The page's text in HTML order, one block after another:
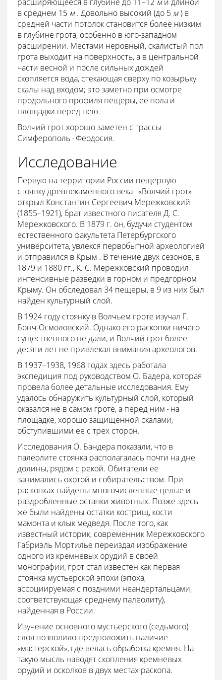
в среднем 15 м. Довольно высокий (до 5 м) в
средней части потолок становится более низким
в глубине грота, особенно в юго-западном
расширении. Местами неровный, скалистый пол
грота выходит на поверхность, а в центральной
части весной и после сильных дождей
скопляется вода, стекающая сверху по козырьку
скалы над входом; это заметно при осмотре
продольного профиля пещеры, ее пола и
площадки перед нею.
Волчий грот хорошо заметен с трассы
Симферополь - Феодосия.
Исследование
Первую на территории России пещерную
стоянку древнекаменного века - «Волчий грот» -
открыл Константин Сергеевич Мережковский
(1855–1921), брат известного писателя Д. С.
Мережковского. В 1879 г. он, будучи студентом
естественного факультета Петербургского
университета, увлекся первобытной археологией
и отправился в Крым . В течение двух сезонов, в
1879 и 1880 гг., К. С. Мережковский проводил
интенсивные разведки в горном и предгорном
Крыму. Он обследовал 34 пещеры, в 9 из них был
найден культурный слой.
В 1924 году стоянку в Волчьем гроте изучал Г.
Бонч-Осмоловский. Однако его раскопки ничего
существенного не дали, и Волчий грот более
десяти лет не привлекал внимания археологов.
В 1937–1938, 1968 годах здесь работала
экспедиция под руководством О. Бадера, которая
провела более детальные исследования. Ему
удалось обнаружить культурный слой, который
оказался не в самом гроте, а перед ним - на
площадке, хорошо защищенной скалами,
обступившими ее с трех сторон.
Исследования О. Бандера показали, что в
палеолите стоянка располагалась почти на дне
долины, рядом с рекой. Обитатели ее
занимались охотой и собирательством. При
раскопках найдены многочисленные целые и
раздробленные останки животных. Позже здесь
же были найдены остатки кострищ, кости
мамонта и клык медведя. После того, как
известный историк, современник Мережковского
Габриэль Мортилье переиздал изображение
одного из кремневых орудий в своей
монографии, грот стал известен как первая
стоянка мустьерской эпохи (эпоха,
ассоциируемая с поздними неандертальцами,
соответствующая среднему палеолиту),
найденная в России.
Изучение основного мустьерского (седьмого)
слоя позволило предположить наличие
«мастерской», где велась обработка кремня. На
такую мысль наводят скопления кремневых
орудий и осколков в двух местах раскопа.